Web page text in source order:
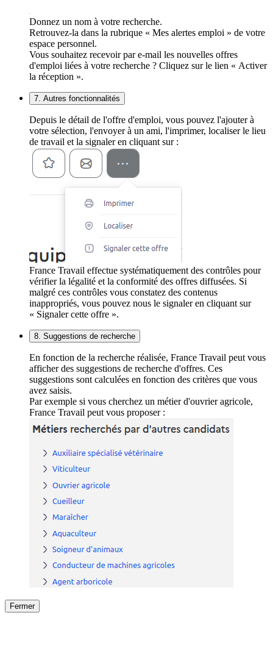
Donnez un nom à votre recherche.
Retrouvez-la dans la rubrique « Mes alertes emploi » de votre
espace personnel.
Vous souhaitez recevoir par e-mail les nouvelles offres
d'emploi liées à votre recherche ? Cliquez sur le lien « Activer
la réception ».
7. Autres fonctionnalités
Depuis le détail de l'offre d'emploi, vous pouvez l'ajouter à
votre sélection, l'envoyer à un ami, l'imprimer, localiser le lieu
de travail et la signaler en cliquant sur :
France Travail effectue systématiquement des contrôles pour
vérifier la légalité et la conformité des offres diffusées. Si
malgré ces contrôles vous constatez des contenus
inappropriés, vous pouvez nous le signaler en cliquant sur
« Signaler cette offre ».
8. Suggestions de recherche
En fonction de la recherche réalisée, France Travail peut vous
afficher des suggestions de recherche d'offres. Ces
suggestions sont calculées en fonction des critères que vous
avez saisis.
Par exemple si vous cherchez un métier d'ouvrier agricole,
France Travail peut vous proposer :
Fermer